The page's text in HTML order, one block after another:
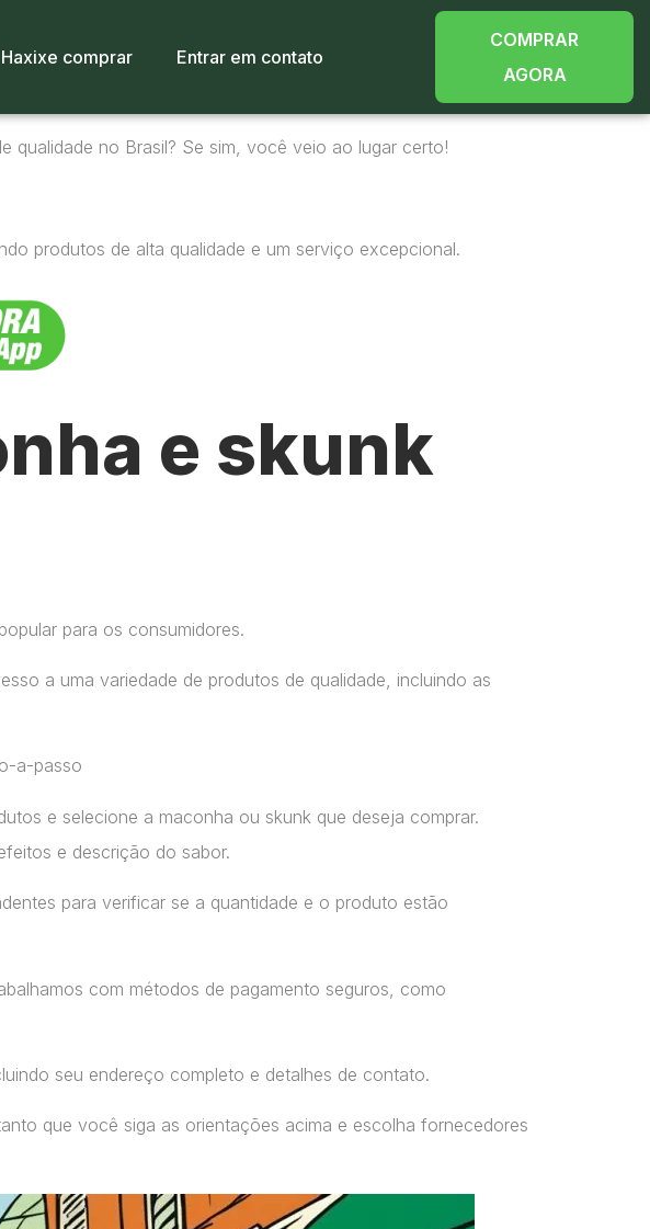
Haxixe comprar Entrar em contato
COMPRAR
AGORA
qualidade no Brasil? Se sim, você veio ao lugar certo!
produtos de alta qualidade e um serviço excepcional.
e skunk
para os consumidores.
a uma variedade de produtos de qualidade, incluindo as
a-passo
e selecione a maconha ou skunk que deseja comprar.
e descrição do sabor.
para verificar se a quantidade e o produto estão
com métodos de pagamento seguros, como
seu endereço completo e detalhes de contato.
que você siga as orientações acima e escolha fornecedores